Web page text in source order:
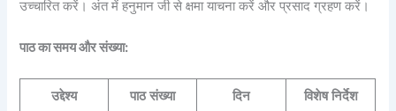
उच्चारित करें। अंत में हनुमान जी से क्षमा याचना करें और प्रसाद ग्रहण करें।
पाठ का समय और संख्या:
उद्देश्य पाठ संख्या दिन विशेष निर्देश